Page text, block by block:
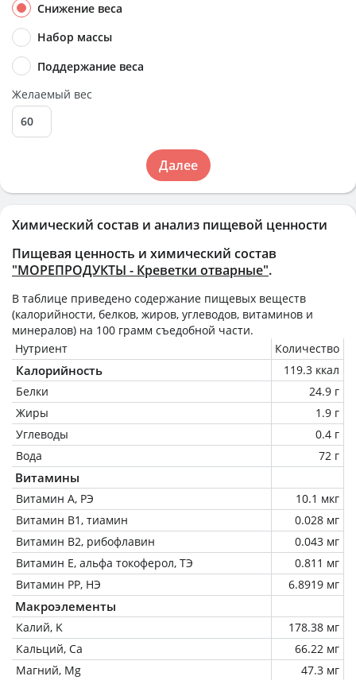
Химический состав и анализ пищевой ценности
Пищевая ценность и химический состав
"МОРЕПРОДУКТЫ - Креветки отварные".
В таблице приведено содержание пищевых веществ
(калорийности, белков, жиров, углеводов, витаминов и
минералов) на 100 грамм съедобной части.
Нутриент
Количество
Калорийность
119.3 ккал
Белки
24.9 г
Жиры
1.9 г
Углеводы
0.4 г
Вода
72 г
Витамины
Витамин А, РЭ
10.1 мкг
Витамин В1, тиамин
0.028 мг
Витамин В2, рибофлавин
0.043 мг
Витамин Е, альфа токоферол, ТЭ
0.811 мг
Витамин РР, НЭ
6.8919 мг
Макроэлементы
Калий, K
178.38 мг
Кальций, Ca
66.22 мг
Магний, Mg
47.3 мг
Снижение веса
Набор массы
Поддержание веса
Желаемый вес
Далее